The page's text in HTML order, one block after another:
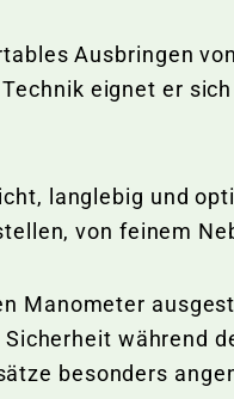
Ausbringen
eignet er
langlebig und
von feinem
Manometer
während
besonders